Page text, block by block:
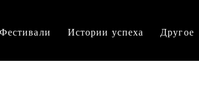
Фестивали Истории успеха Другое